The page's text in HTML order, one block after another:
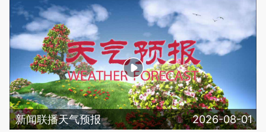
新闻联播天气预报 2026-08-01